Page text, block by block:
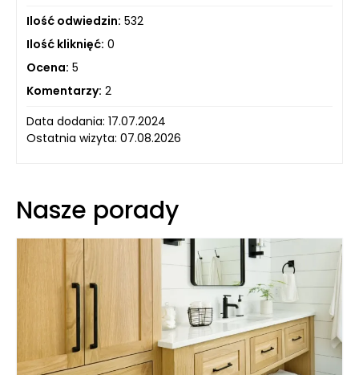
Ilość odwiedzin: 532
Ilość kliknięć: 0
Ocena: 5
Komentarzy: 2
Data dodania: 17.07.2024
Ostatnia wizyta: 07.08.2026
Nasze porady